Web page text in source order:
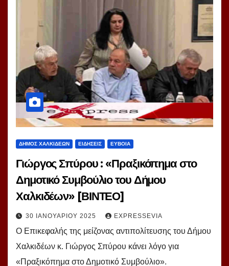
ΔΗΜΟΣ ΧΑΛΚΙΔΕΩΝ ΕΙΔΗΣΕΙΣ ΕΥΒΟΙΑ
Γιώργος Σπύρου : «Πραξικόπημα στο
Δημοτικό Συμβούλιο του Δήμου
Χαλκιδέων» [ΒΙΝΤΕΟ]
30 ΙΑΝΟΥΑΡΊΟΥ 2025 EXPRESSEVIA
Ο Επικεφαλής της μείζονας αντιπολίτευσης του Δήμου
Χαλκιδέων κ. Γιώργος Σπύρου κάνει λόγο για
«Πραξικόπημα στο Δημοτικό Συμβούλιο».